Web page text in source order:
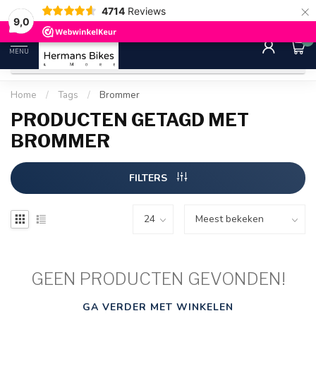
9,0
4714 Reviews ×
30 dagen bedenktijd Gratis
MENU
0
Home / Tags / Brommer
PRODUCTEN GETAGD MET
BROMMER
FILTERS
GEEN PRODUCTEN GEVONDEN!
GA VERDER MET WINKELEN